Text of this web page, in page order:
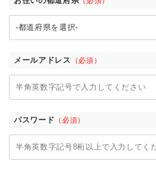
メールアドレス （必須）
パスワード （必須）